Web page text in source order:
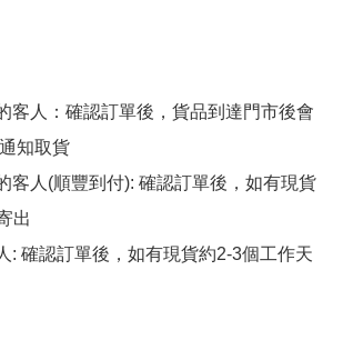
客人：確認訂單後，貨品到達門市後會
知取貨
客人(順豐到付): 確認訂單後，如有現貨
出
: 確認訂單後，如有現貨約2-3個工作天